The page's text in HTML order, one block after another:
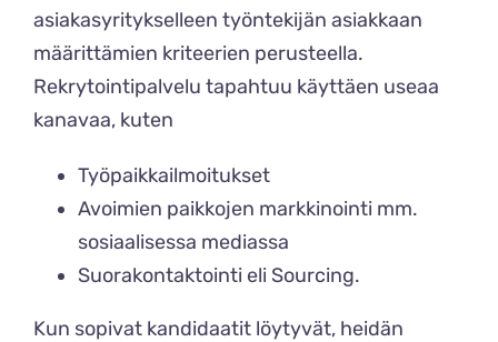
asiakasyritykselleen työntekijän asiakkaan
määrittämien kriteerien perusteella.
Rekrytointipalvelu tapahtuu käyttäen useaa
kanavaa, kuten
Työpaikkailmoitukset
Avoimien paikkojen markkinointi mm.
sosiaalisessa mediassa
Suorakontaktointi eli Sourcing.
Kun sopivat kandidaatit löytyvät, heidän